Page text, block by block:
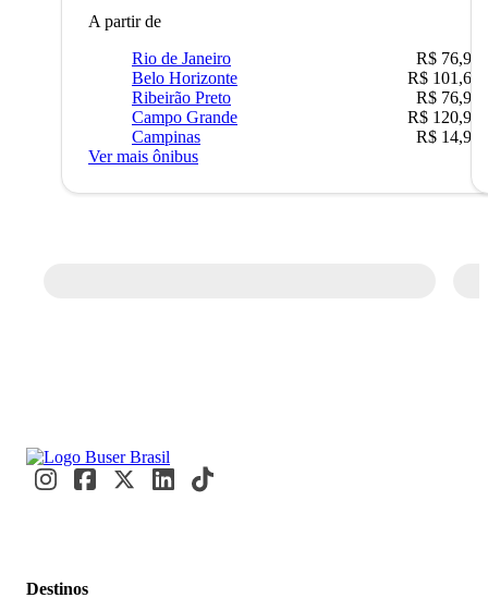
A partir de
Rio de Janeiro
R$ 76,90
Belo Horizonte
R$ 101,67
Ribeirão Preto
R$ 76,90
Campo Grande
R$ 120,90
Campinas
R$ 14,90
Ver mais ônibus
Destinos